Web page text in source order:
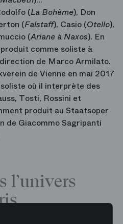
(La Bohème), Don
(Falstaff), Casio (Otello),
(Ariane à Naxos). En
comme soliste à
direction de Marco Armilato.
de Vienne en mai 2017
où il interprète des
Tosti, Rossini et
produit au Staatsoper
de Giacommo Sagripanti
l’univers